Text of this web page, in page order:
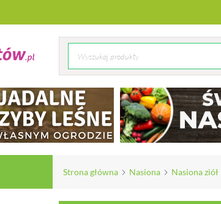
Strona główna Nasiona Nasiona ziół